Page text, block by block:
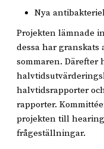
Nya
Projekten lämnade
dessa har
sommaren.
halvtidsrapporter
rapporter.
projekten till
frågeställningar.